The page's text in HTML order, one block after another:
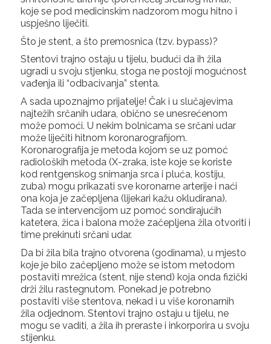
koje se pod medicinskim nadzorom mogu hitno i
uspješno liječiti.
Što je stent, a što premosnica (tzv. bypass)?
Stentovi trajno ostaju u tijelu, budući da ih žila
ugradi u svoju stjenku, stoga ne postoji mogućnost
vađenja ili “odbacivanja” stenta.
A sada upoznajmo prijatelje! Čak i u slučajevima
najtežih srčanih udara, obično se unesrećenom
može pomoći. U nekim bolnicama se srčani udar
može liječiti hitnom koronarografijom.
Koronarografija je metoda kojom se uz pomoć
radioloških metoda (X-zraka, iste koje se koriste
kod rentgenskog snimanja srca i pluća, kostiju,
zuba) mogu prikazati sve koronarne arterije i naći
ona koja je začepljena (lijekari kažu okludirana).
Tada se intervencijom uz pomoć sondirajućih
katetera, žica i balona može začepljena žila otvoriti i
time prekinuti srčani udar.
Da bi žila bila trajno otvorena (godinama), u mjesto
koje je bilo začepljeno može se istom metodom
postaviti mrežica (stent, nije stend) koja onda fizički
drži žilu rastegnutom. Ponekad je potrebno
postaviti više stentova, nekad i u više koronarnih
žila odjednom. Stentovi trajno ostaju u tijelu, ne
mogu se vaditi, a žila ih preraste i inkorporira u svoju
stijenku.